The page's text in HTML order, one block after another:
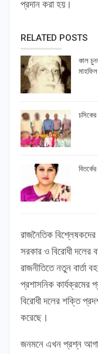
প্রদান করা হয়।
RELATED POSTS
কাল
মাহফিল
চসিকের
রাজনৈতিক
সরকার ও বিরোধী দলের
রাজনীতিতে নতুন বার্তা
প্রশাসনিক কার্যক্রমের
বিরোধী দলের শক্তি
করেছে।
জনমনে এখন প্রশ্ন